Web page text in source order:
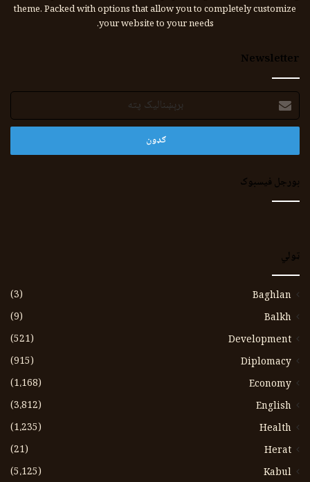
theme. Packed with options that allow you to completely customize
your website to your needs.
Newsletter
برېښنالیک
پته
بورجل فیسبوک
ټولي
Baghlan
(3)
Balkh
(9)
Development
(521)
Diplomacy
(915)
Economy
(1،168)
English
(3،812)
Health
(1،235)
Herat
(21)
Kabul
(5،125)